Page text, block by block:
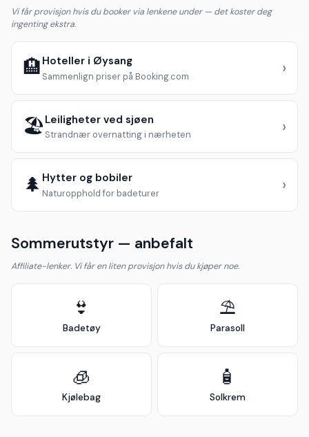
Vi får provisjon hvis du booker via lenkene under — det koster deg
ingenting ekstra.
🏨 Hoteller i Øysang
Sammenlign priser på Booking.com ›
🏖️ Leiligheter ved sjøen
Strandnær overnatting i nærheten ›
🌲 Hytter og bobiler
Naturopphold for badeturer ›
Sommerutstyr — anbefalt
Affiliate-lenker. Vi får en liten provisjon hvis du kjøper noe.
👙
Badetøy
⛱️
Parasoll
🧊
Kjølebag
🧴
Solkrem